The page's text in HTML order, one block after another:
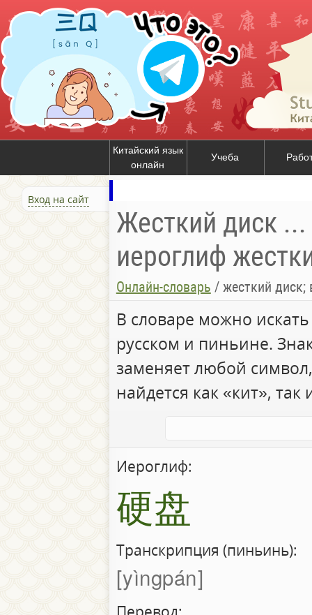
Китайский язык
онлайн
Учеба
Вход на сайт
Жесткий диск ...
иероглиф
Онлайн-словарь / жесткий диск;
В словаре можно
русском и пиньине.
заменяет любой
найдется как «кит», так
Иероглиф:
硬盘
Транскрипция (пиньинь):
yìngpán